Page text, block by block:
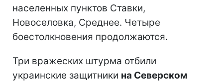
населенных пунктов Ставки,
Новоселовка, Среднее. Четыре
боестолкновения продолжаются.
Три вражеских штурма отбили
украинские защитники на Северском